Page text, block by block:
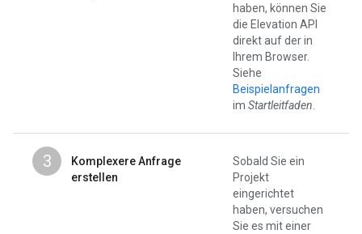
haben, können Sie
die Elevation API
direkt auf der in
Ihrem Browser.
Siehe
Beispielanfragen
im Startleitfaden.
3
Komplexere Anfrage
erstellen
Sobald Sie ein
Projekt
eingerichtet
haben, versuchen
Sie es mit einer